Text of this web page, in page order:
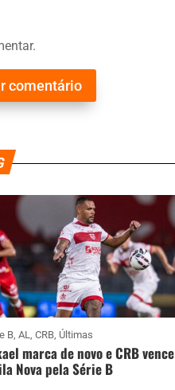
comentário
B, AL, CRB, Últimas
marca de novo e CRB vence
Nova pela Série B